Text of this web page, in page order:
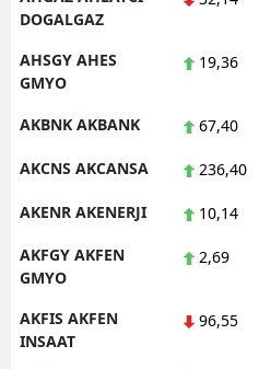
DOGALGAZ
AHSGY AHES
GMYO
19,36
AKBNK AKBANK 67,40
AKCNS AKCANSA 236,40
AKENR AKENERJI 10,14
AKFGY AKFEN
GMYO
2,69
AKFIS AKFEN
INSAAT
96,55